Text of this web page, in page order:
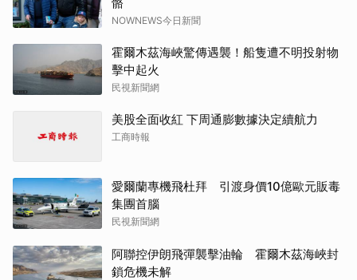
NOWNEWS今日新聞
霍爾木茲海峽驚傳遇襲！船隻遭不明投射物
擊中起火
民視新聞網
美股全面收紅 下周通膨數據決定續航力
工商時報
愛爾蘭專機飛杜拜 引渡身價10億歐元販毒
集團首腦
民視新聞網
阿聯控伊朗飛彈襲擊油輪 霍爾木茲海峽封
鎖危機未解